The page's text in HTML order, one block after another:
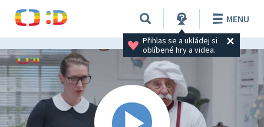
Přihlas se a ukládej si
oblíbené hry a videa.
MENU